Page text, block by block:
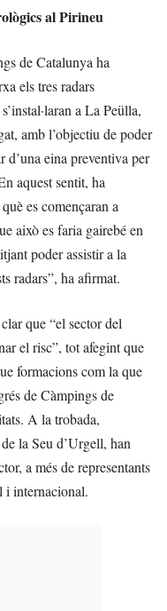
al Pirineu
de Catalunya ha
els tres radars
a La Peülla,
amb l’objectiu de poder
d’una eina preventiva per
aquest sentit, ha
es començaran a
això es faria gairebé en
poder assistir a la
radars”, ha afirmat.
que “el sector del
el risc”, tot afegint que
formacions com la que
de Càmpings de
A la trobada,
la Seu d’Urgell, han
a més de representants
i internacional.